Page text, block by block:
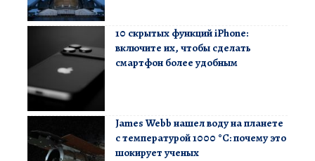
10 скрытых функций iPhone:
включите их, чтобы сделать
смартфон более удобным
James Webb нашел воду на планете
с температурой 1000 °C: почему это
шокирует ученых